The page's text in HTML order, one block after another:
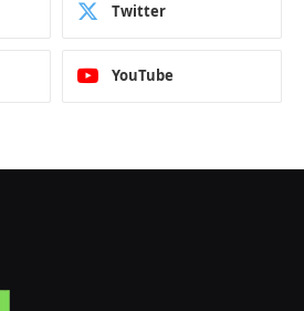
Twitter
YouTube